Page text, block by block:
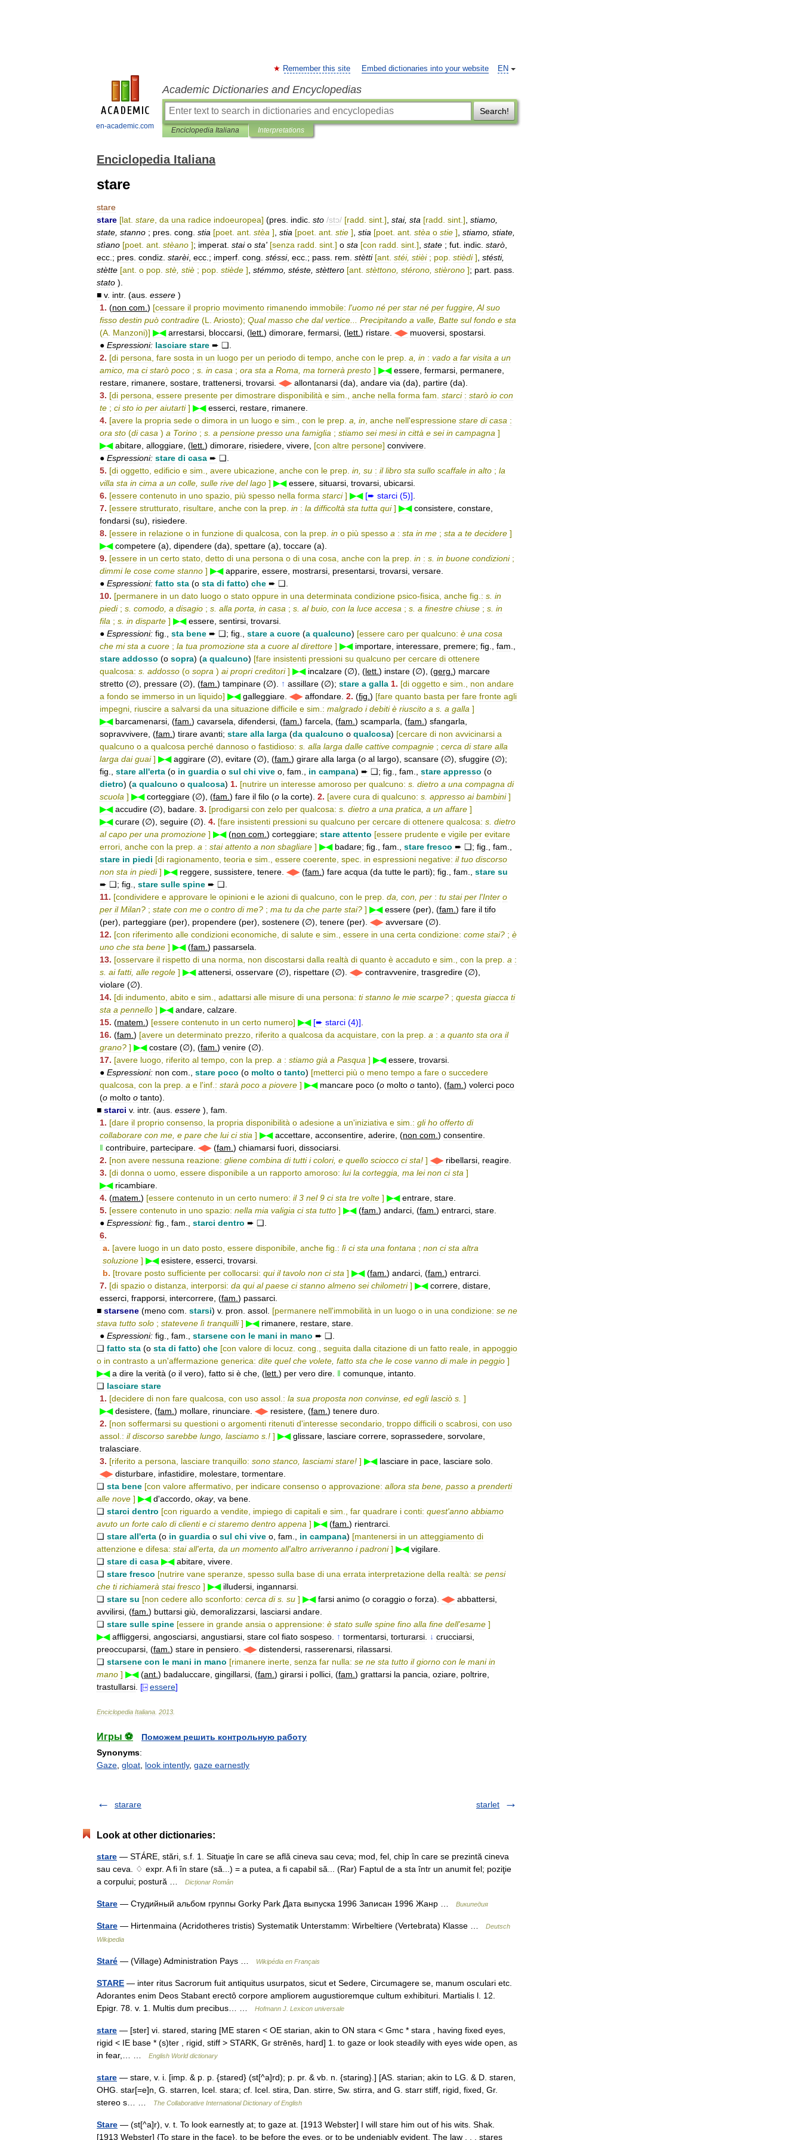
en-academic.com
EN
Remember this site Embed dictionaries into your website
Academic Dictionaries and Encyclopedias
Search!
Enciclopedia Italiana Interpretations
Enciclopedia Italiana
stare
stare
stare [lat stare da una radice indoeuropea] (pres indic sto /stɔ/ [radd sint .] stai, sta [radd sint .] stiamo
state stanno ; pres cong stia [poet ant stèa ] stia [poet ant stie ] stia [poet ant stèa o stie ] stiamo stiate
stìano [poet ant stèano ]; imperat stai o sta' [senza radd sint .] o sta [con radd sint .] state ; fut indic starò
ecc .; pres condiz starèi, ecc .; imperf cong stéssi, ecc .; pass rem stètti [ant stéi, stièi; pop stièdi] stésti,
stètte [ant o pop stè stiè ; pop stiède ] stémmo stéste stèttero [ant stèttono stérono stièrono ]; part pass
stato ).
■ v. intr. (aus essere )
1. (non com ) [cessare il proprio movimento rimanendo immobile: l'uomo né per star né per fuggire Al suo
fisso destin può contradire (L Ariosto); Qual masso che dal vertice Precipitando a valle Batte sul fondo e sta
(A Manzoni)] ▶◀ arrestarsi bloccarsi , (lett ) dimorare fermarsi , (lett ) ristare ◀▶ muoversi spostarsi
● Espressioni: lasciare stare ➨ ❑
2. [di persona fare sosta in un luogo per un periodo di tempo anche con le prep a in : vado a far visita a un
amico ma ci starò poco ; s in casa ; ora sta a Roma ma tornerà presto ] ▶◀ essere fermarsi permanere
restare rimanere sostare trattenersi trovarsi ◀▶ allontanarsi (da), andare via (da), partire (da).
3. [di persona essere presente per dimostrare disponibilità e sim anche nella forma fam starci : starò io con
te ; ci sto io per aiutarti] ▶◀ esserci restare rimanere
4. [avere la propria sede o dimora in un luogo e sim con le prep a in anche nell'espressione stare di casa :
ora sto (di casa ) a Torino ; s a pensione presso una famiglia ; stiamo sei mesi in città e sei in campagna ]
▶◀ abitare alloggiare , (lett ) dimorare risiedere vivere [con altre persone] convivere
● Espressioni: stare di casa ➨ ❑
5. [di oggetto edificio e sim avere ubicazione anche con le prep in su : il libro sta sullo scaffale in alto ; la
villa sta in cima a un colle sulle rive del lago ] ▶◀ essere situarsi trovarsi ubicarsi
6. [essere contenuto in uno spazio più spesso nella forma starci] ▶◀ [➨ starci (5)]
7. [essere strutturato risultare anche con la prep in : la difficoltà sta tutta qui] ▶◀ consistere constare
fondarsi (su), risiedere
8. [essere in relazione o in funzione di qualcosa con la prep in o più spesso a : sta in me ; sta a te decidere ]
▶◀ competere (a), dipendere (da), spettare (a), toccare (a).
9. [essere in un certo stato detto di una persona o di una cosa anche con la prep in : s in buone condizioni;
dimmi le cose come stanno ] ▶◀ apparire essere mostrarsi presentarsi trovarsi versare
● Espressioni: fatto sta (o sta di fatto) che ➨ ❑
10. [permanere in un dato luogo o stato oppure in una determinata condizione psico-fisica anche fig : s in
piedi; s comodo a disagio ; s alla porta in casa ; s al buio con la luce accesa ; s a finestre chiuse ; s in
fila ; s in disparte ] ▶◀ essere sentirsi trovarsi
● Espressioni: fig sta bene ➨ ❑; fig stare a cuore (a qualcuno) [essere caro per qualcuno: è una cosa
che mi sta a cuore ; la tua promozione sta a cuore al direttore ] ▶◀ importare interessare premere; fig fam
stare addosso (o sopra) (a qualcuno) [fare insistenti pressioni su qualcuno per cercare di ottenere
qualcosa: s addosso (o sopra ) ai propri creditori] ▶◀ incalzare (∅), (lett ) instare (∅), (gerg ) marcare
stretto (∅), pressare (∅), (fam ) tampinare (∅). ↑ assillare (∅); stare a galla 1. [di oggetto e sim non andare
a fondo se immerso in un liquido] ▶◀ galleggiare ◀▶ affondare 2. (fig ) [fare quanto basta per fare fronte agli
impegni riuscire a salvarsi da una situazione difficile e sim : malgrado i debiti è riuscito a s a galla ]
▶◀ barcamenarsi , (fam ) cavarsela difendersi , (fam ) farcela , (fam ) scamparla , (fam ) sfangarla
sopravvivere , (fam ) tirare avanti; stare alla larga (da qualcuno o qualcosa) [cercare di non avvicinarsi a
qualcuno o a qualcosa perché dannoso o fastidioso: s alla larga dalle cattive compagnie ; cerca di stare alla
larga dai guai] ▶◀ aggirare (∅), evitare (∅), (fam ) girare alla larga (o al largo), scansare (∅), sfuggire (∅);
fig
stare all'erta (o in guardia o sul chi vive o fam in campana) ➨ ❑; fig fam stare appresso (o
dietro) (a qualcuno o qualcosa) 1. [nutrire un interesse amoroso per qualcuno: s dietro a una compagna di
scuola ] ▶◀ corteggiare (∅), (fam ) fare il filo (o la corte). 2. [avere cura di qualcuno: s appresso ai bambini]
▶◀ accudire (∅), badare 3. [prodigarsi con zelo per qualcosa: s dietro a una pratica a un affare ]
▶◀ curare (∅), seguire (∅). 4. [fare insistenti pressioni su qualcuno per cercare di ottenere qualcosa: s dietro
al capo per una promozione ] ▶◀(non com ) corteggiare; stare attento [essere prudente e vigile per evitare
errori anche con la prep a : stai attento a non sbagliare ] ▶◀ badare; fig fam stare fresco ➨ ❑; fig fam
stare in piedi [di ragionamento teoria e sim essere coerente spec in espressioni negative: il tuo discorso
non sta in piedi] ▶◀ reggere sussistere tenere ◀▶(fam ) fare acqua (da tutte le parti); fig fam stare su
➨ ❑; fig stare sulle spine ➨ ❑
11. [condividere e approvare le opinioni e le azioni di qualcuno con le prep da con per : tu stai per l'Inter o
per il Milan? ; state con me o contro di me? ; ma tu da che parte stai? ] ▶◀ essere (per), (fam ) fare il tifo
(per), parteggiare (per), propendere (per), sostenere (∅), tenere (per). ◀▶ avversare (∅).
12. [con riferimento alle condizioni economiche di salute e sim essere in una certa condizione: come stai? ; è
uno che sta bene ] ▶◀(fam ) passarsela
13. [osservare il rispetto di una norma non discostarsi dalla realtà di quanto è accaduto e sim con la prep a :
s ai fatti, alle regole ] ▶◀ attenersi osservare (∅), rispettare (∅). ◀▶ contravvenire trasgredire (∅),
violare (∅).
14. [di indumento abito e sim adattarsi alle misure di una persona: ti stanno le mie scarpe? ; questa giacca ti
sta a pennello ] ▶◀ andare calzare
15. (matem ) [essere contenuto in un certo numero] ▶◀ [➨ starci (4)]
16. (fam ) [avere un determinato prezzo riferito a qualcosa da acquistare con la prep a : a quanto sta ora il
grano? ] ▶◀ costare (∅), (fam ) venire (∅).
17. [avere luogo riferito al tempo con la prep a : stiamo già a Pasqua ] ▶◀ essere trovarsi
● Espressioni: non com stare poco (o molto o tanto) [metterci più o meno tempo a fare o succedere
qualcosa con la prep a e l'inf : starà poco a piovere ] ▶◀ mancare poco (o molto o tanto), (fam ) volerci poco
(o molto o tanto).
■ starci v. intr. (aus essere ), fam
1. [dare il proprio consenso la propria disponibilità o adesione a un'iniziativa e sim : gli ho offerto di
collaborare con me e pare che lui ci stia ] ▶◀ accettare acconsentire aderire , (non com ) consentire
‖ contribuire partecipare ◀▶(fam ) chiamarsi fuori dissociarsi
2. [non avere nessuna reazione: gliene combina di tutti i colori, e quello sciocco ci sta! ] ◀▶ ribellarsi reagire
3. [di donna o uomo essere disponibile a un rapporto amoroso: lui la corteggia ma lei non ci sta ]
▶◀ ricambiare
4. (matem ) [essere contenuto in un certo numero: il 3 nel 9 ci sta tre volte ] ▶◀ entrare stare
5. [essere contenuto in uno spazio: nella mia valigia ci sta tutto ] ▶◀(fam ) andarci , (fam ) entrarci stare
● Espressioni: fig fam starci dentro ➨ ❑
6.
a. [avere luogo in un dato posto essere disponibile anche fig : lì ci sta una fontana ; non ci sta altra
soluzione ] ▶◀ esistere esserci trovarsi
b. [trovare posto sufficiente per collocarsi: qui il tavolo non ci sta ] ▶◀(fam ) andarci , (fam ) entrarci
7. [di spazio o distanza interporsi: da qui al paese ci stanno almeno sei chilometri] ▶◀ correre distare
esserci frapporsi intercorrere , (fam ) passarci
■ starsene (meno com starsi) v. pron assol [permanere nell'immobilità in un luogo o in una condizione: se ne
stava tutto solo ; statevene lì tranquilli] ▶◀ rimanere restare stare
● Espressioni: fig fam starsene con le mani in mano ➨ ❑
❑ fatto sta (o sta di fatto) che [con valore di locuz cong seguita dalla citazione di un fatto reale in appoggio
o in contrasto a un'affermazione generica: dite quel che volete fatto sta che le cose vanno di male in peggio ]
▶◀ a dire la verità (o il vero), fatto si è che , (lett ) per vero dire ‖ comunque intanto
❑ lasciare stare
1. [decidere di non fare qualcosa con uso assol : la sua proposta non convinse ed egli lasciò s ]
▶◀ desistere , (fam ) mollare rinunciare ◀▶ resistere , (fam ) tenere duro
2. [non soffermarsi su questioni o argomenti ritenuti d'interesse secondario troppo difficili o scabrosi con uso
assol : il discorso sarebbe lungo lasciamo s .! ] ▶◀ glissare lasciare correre soprassedere sorvolare
tralasciare
3. [riferito a persona lasciare tranquillo: sono stanco lasciami stare! ] ▶◀ lasciare in pace lasciare solo
◀▶ disturbare infastidire molestare tormentare
❑ sta bene [con valore affermativo per indicare consenso o approvazione: allora sta bene passo a prenderti
alle nove ] ▶◀ d'accordo okay, va bene
❑ starci dentro [con riguardo a vendite impiego di capitali e sim far quadrare i conti: quest'anno abbiamo
avuto un forte calo di clienti e ci staremo dentro appena ] ▶◀(fam ) rientrarci
❑ stare all'erta (o in guardia o sul chi vive o fam in campana) [mantenersi in un atteggiamento di
attenzione e difesa: stai all'erta da un momento all'altro arriveranno i padroni] ▶◀ vigilare
❑ stare di casa ▶◀ abitare vivere
❑ stare fresco [nutrire vane speranze spesso sulla base di una errata interpretazione della realtà: se pensi
che ti richiamerà stai fresco ] ▶◀ illudersi ingannarsi
❑ stare su [non cedere allo sconforto: cerca di s su ] ▶◀ farsi animo (o coraggio o forza). ◀▶ abbattersi
avvilirsi , (fam ) buttarsi giù demoralizzarsi lasciarsi andare
❑ stare sulle spine [essere in grande ansia o apprensione: è stato sulle spine fino alla fine dell'esame ]
▶◀ affliggersi angosciarsi angustiarsi stare col fiato sospeso ↑ tormentarsi torturarsi ↓ crucciarsi
preoccuparsi , (fam ) stare in pensiero ◀▶ distendersi rasserenarsi rilassarsi
❑ starsene con le mani in mano [rimanere inerte senza far nulla: se ne sta tutto il giorno con le mani in
mano ] ▶◀(ant ) badaluccare gingillarsi , (fam ) girarsi i pollici , (fam ) grattarsi la pancia oziare poltrire
trastullarsi [⍈ essere]
Enciclopedia Italiana 2013
Игры ⚽
Поможем решить контрольную работу
Synonyms:
Gaze gloat look intently, gaze earnestly
starare starlet
Look at other dictionaries:
stare — STÁRE, stări, s.f. 1. Situaţie în care se află cineva sau ceva; mod, fel, chip în care se prezintă cineva
sau ceva. ♢ expr. A fi în stare (să...) = a putea, a fi capabil să... (Rar) Faptul de a sta într un anumit fel; poziţie
a corpului; postură …
Dicționar Român
Stare — Студийный альбом группы Gorky Park Дата выпуска 1996 Записан 1996 Жанр … Википедия
Stare — Hirtenmaina (Acridotheres tristis) Systematik Unterstamm: Wirbeltiere (Vertebrata) Klasse …
Deutsch
Wikipedia
Staré — (Village) Administration Pays … Wikipédia en Français
STARE — inter ritus Sacrorum fuit antiquitus usurpatos, sicut et Sedere, Circumagere se, manum osculari etc.
Adorantes enim Deos Stabant erectô corpore ampliorem augustioremque cultum exhibituri. Martialis l. 12.
Epigr. 78. v. 1. Multis dum precibus… …
Hofmann J. Lexicon universale
stare — [ster] vi. stared, staring [ME staren < OE starian, akin to ON stara < Gmc * stara , having fixed eyes,
rigid < IE base * (s)ter , rigid, stiff > STARK, Gr strēnēs, hard] 1. to gaze or look steadily with eyes wide open, as
in fear,… …
English World dictionary
stare — stare, v. i. [imp. & p. p. {stared} (st[^a]rd); p. pr. & vb. n. {staring}.] [AS. starian; akin to LG. & D. staren,
OHG. star[=e]n, G. starren, Icel. stara; cf. Icel. stira, Dan. stirre, Sw. stirra, and G. starr stiff, rigid, fixed, Gr.
stereo s… …
The Collaborative International Dictionary of English
Stare — (st[^a]r), v. t. To look earnestly at; to gaze at. [1913 Webster] I will stare him out of his wits. Shak.
[1913 Webster] {To stare in the face}, to be before the eyes, or to be undeniably evident. The law . . . stares